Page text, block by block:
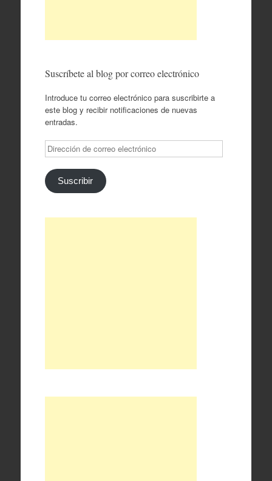
Suscríbete al blog por correo electrónico
Introduce tu correo electrónico para suscribirte a
este blog y recibir notificaciones de nuevas
entradas.
Dirección
de
correo
electrónico
Suscribir